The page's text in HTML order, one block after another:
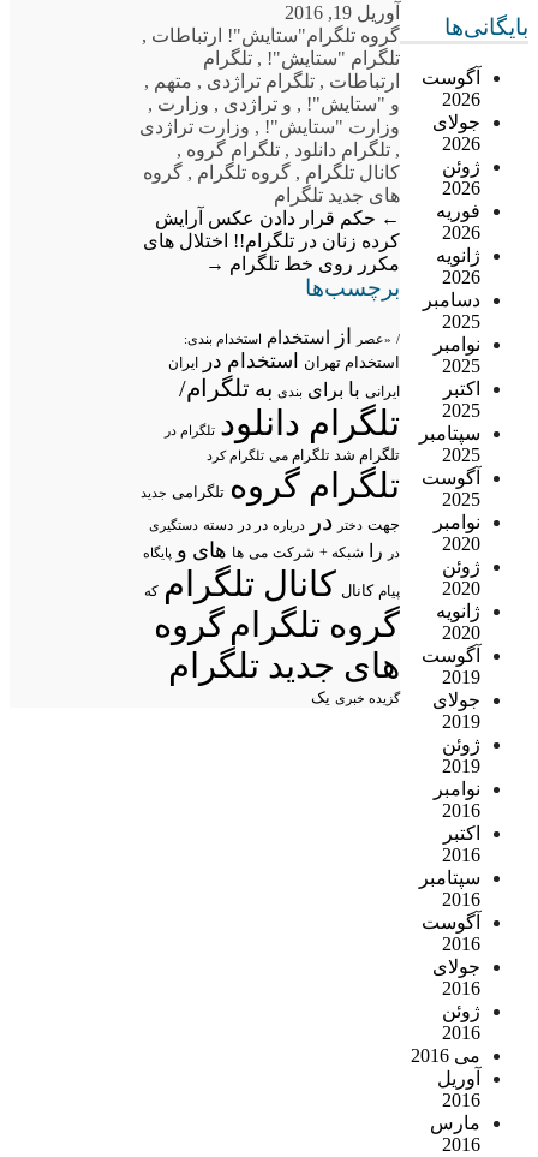
بایگانی‌ها
آگوست
2026
جولای
2026
ژوئن
2026
فوریه
2026
ژانویه
2026
دسامبر
2025
نوامبر
2025
اکتبر
2025
سپتامبر
2025
آگوست
2025
نوامبر
2020
ژوئن
2020
ژانویه
2020
آگوست
2019
جولای
2019
ژوئن
2019
نوامبر
2016
اکتبر
2016
سپتامبر
2016
آگوست
2016
جولای
2016
ژوئن
2016
می 2016
آوریل
2016
مارس
2016
آوریل 19, 2016
گروه تلگرام"ستایش"! ارتباطات ,
تلگرام "ستایش"! , تلگرام
ارتباطات , تلگرام تراژدی , متهم ,
و "ستایش"! , و تراژدی , وزارت ,
وزارت "ستایش"! , وزارت تراژدی
, تلگرام دانلود , تلگرام گروه ,
کانال تلگرام , گروه تلگرام , گروه
های جدید تلگرام
← حکم قرار دادن عکس آرایش
کرده زنان در تلگرام!! اختلال های
مکرر روی خط تلگرام →
برچسب‌ها
/ «عصر از استخدام استخدام بندی:
استخدام تهران استخدام در ایران
ایرانی با برای بندی به تلگرام/
تلگرام دانلود تلگرام در
تلگرام شد تلگرام می تلگرام کرد
تلگرام گروه تلگرامی جدید
جهت دختر در درباره در در دسته دستگیری
در
را شبکه + شرکت می ها های و پایگاه
پیام کانال کانال تلگرام که
گروه تلگرامگروه
های جدید تلگرام
گزیده خبری یک